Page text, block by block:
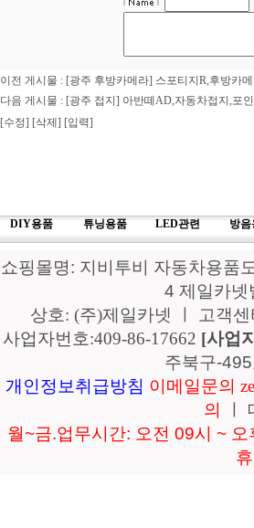
이전 게시물 : [광주 후방카메라] 스포티지R,후방카
다음 게시물 : [광주 접지] 아반떼AD,자동차접지,포
[수정] [삭제] [입력]
DIY용품 튜닝용품 LED관련 방음
쇼핑몰명: 지비투비 자동차용품
4 제일카
상호: (주)제일카넷 ㅣ 고객
사업자번호:409-86-17662 [사업
주북구-
개인정보취급방침 이메일문의
의
월~금.업무시간: 오전 09시 ~